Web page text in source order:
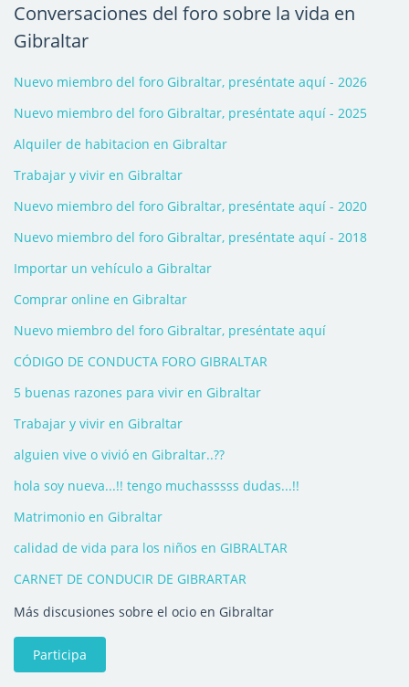
Conversaciones del foro sobre la vida en
Gibraltar
Nuevo miembro del foro Gibraltar, preséntate aquí - 2026
Nuevo miembro del foro Gibraltar, preséntate aquí - 2025
Alquiler de habitacion en Gibraltar
Trabajar y vivir en Gibraltar
Nuevo miembro del foro Gibraltar, preséntate aquí - 2020
Nuevo miembro del foro Gibraltar, preséntate aquí - 2018
Importar un vehículo a Gibraltar
Comprar online en Gibraltar
Nuevo miembro del foro Gibraltar, preséntate aquí
CÓDIGO DE CONDUCTA FORO GIBRALTAR
5 buenas razones para vivir en Gibraltar
Trabajar y vivir en Gibraltar
alguien vive o vivió en Gibraltar..??
hola soy nueva...!! tengo muchasssss dudas...!!
Matrimonio en Gibraltar
calidad de vida para los niños en GIBRALTAR
CARNET DE CONDUCIR DE GIBRARTAR
Más discusiones sobre el ocio en Gibraltar
Participa